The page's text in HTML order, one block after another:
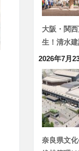
大阪・関
生！清水
2026年7月
奈良県文